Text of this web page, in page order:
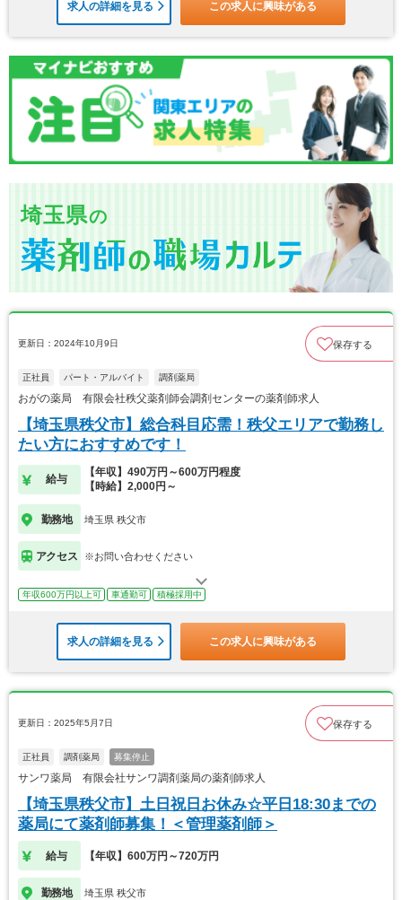
求人の詳細を見る この求人に興味がある
埼玉県の
更新日：2024年10月9日 保存する
正社員 パート・アルバイト 調剤薬局
おがの薬局 有限会社秩父薬剤師会調剤センターの薬剤師求人
【埼玉県秩父市】総合科目応需！秩父エリアで勤務し
たい方におすすめです！
給与
【年収】490万円～600万円程度
【時給】2,000円～
勤務地 埼玉県 秩父市
アクセス ※お問い合わせください
年収600万円以上可 車通勤可 積極採用中
求人の詳細を見る この求人に興味がある
更新日：2025年5月7日 保存する
正社員 調剤薬局 募集停止
サンワ薬局 有限会社サンワ調剤薬局の薬剤師求人
【埼玉県秩父市】土日祝日お休み☆平日18:30までの
薬局にて薬剤師募集！＜管理薬剤師＞
給与 【年収】600万円～720万円
勤務地 埼玉県 秩父市